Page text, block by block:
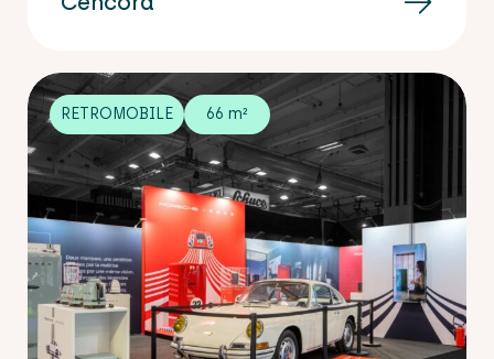
RETROMOBILE 66 m²